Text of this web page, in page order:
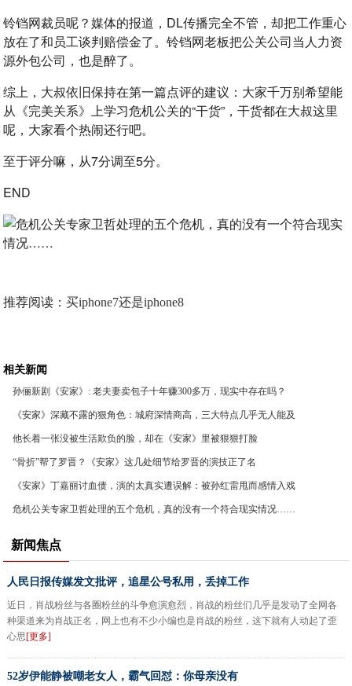
铃铛网裁员呢？媒体的报道，DL传播完全不管，却把工作重心
放在了和员工谈判赔偿金了。铃铛网老板把公关公司当人力资
源外包公司，也是醉了。
综上，大叔依旧保持在第一篇点评的建议：大家千万别希望能
从《完美关系》上学习危机公关的“干货”，干货都在大叔这里
呢，大家看个热闹还行吧。
至于评分嘛，从7分调至5分。
END
推荐阅读：买iphone7还是iphone8
相关新闻
孙俪新剧《安家》: 老夫妻卖包子十年赚300多万，现实中存在吗？
《安家》深藏不露的狠角色：城府深情商高，三大特点几乎无人能及
他长着一张没被生活欺负的脸，却在《安家》里被狠狠打脸
“骨折”帮了罗晋？《安家》这几处细节给罗晋的演技正了名
《安家》丁嘉丽讨血债，演的太真实遭误解：被孙红雷甩而感情入戏
危机公关专家卫哲处理的五个危机，真的没有一个符合现实情况……
新闻焦点
人民日报传媒发文批评，追星公号私用，丢掉工作
近日，肖战粉丝与各圈粉丝的斗争愈演愈烈，肖战的粉丝们几乎是发动了全网各
种渠道来为肖战正名，网上也有不少小编也是肖战的粉丝，这下就有人动起了歪
心思[更多]
52岁伊能静被嘲老女人，霸气回怼：你母亲没有